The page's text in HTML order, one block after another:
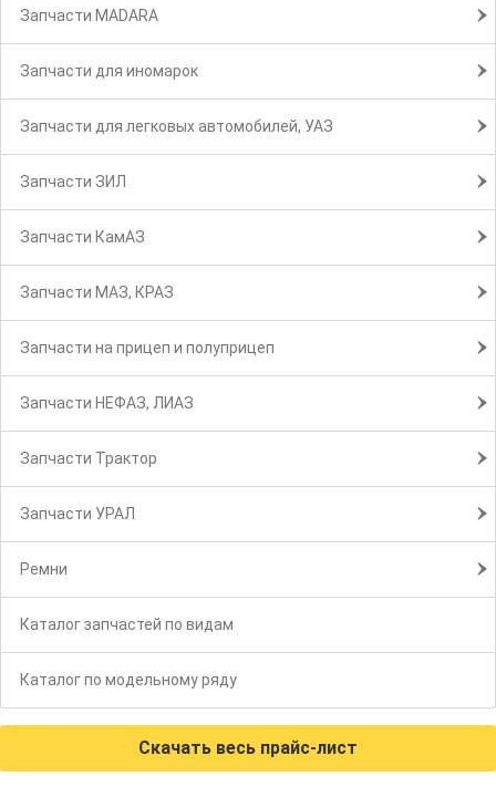
Запчасти MADARA
Запчасти для иномарок
Запчасти для легковых автомобилей, УАЗ
Запчасти ЗИЛ
Запчасти КамАЗ
Запчасти МАЗ, КРАЗ
Запчасти на прицеп и полуприцеп
Запчасти НЕФАЗ, ЛИАЗ
Запчасти Трактор
Запчасти УРАЛ
Ремни
Каталог запчастей по видам
Каталог по модельному ряду
Скачать весь прайс-лист